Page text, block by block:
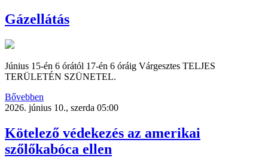
Gázellátás
Június 15-én 6 órától 17-én 6 óráig Várgesztes TELJES
TERÜLETÉN SZÜNETEL.
Bővebben
2026. június 10., szerda 05:00
Kötelező védekezés az amerikai
szőlőkabóca ellen